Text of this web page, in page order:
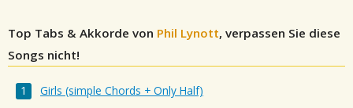
Top Tabs & Akkorde von Phil Lynott, verpassen Sie diese
Songs nicht!
Girls (simple Chords + Only Half)